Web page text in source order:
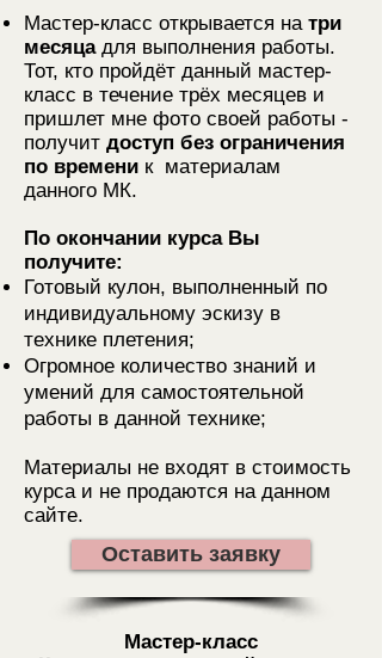
Мастер-класс открывается на три
месяцадля выполнения работы.
Тот, кто пройдёт данный мастер-
класс в течение трёх месяцев и
пришлет мне фото своей работы -
получит доступ без ограничения
по времени к материалам
данного МК.
По окончании курса Вы
получите:
Готовый кулон, выполненный по
индивидуальному эскизу в
технике плетения;
Огромное количество знаний и
умений для самостоятельной
работы в данной технике;
Материалы не входят в стоимость
курса и не продаются на данном
сайте.
Оставить заявку
Мастер-класс